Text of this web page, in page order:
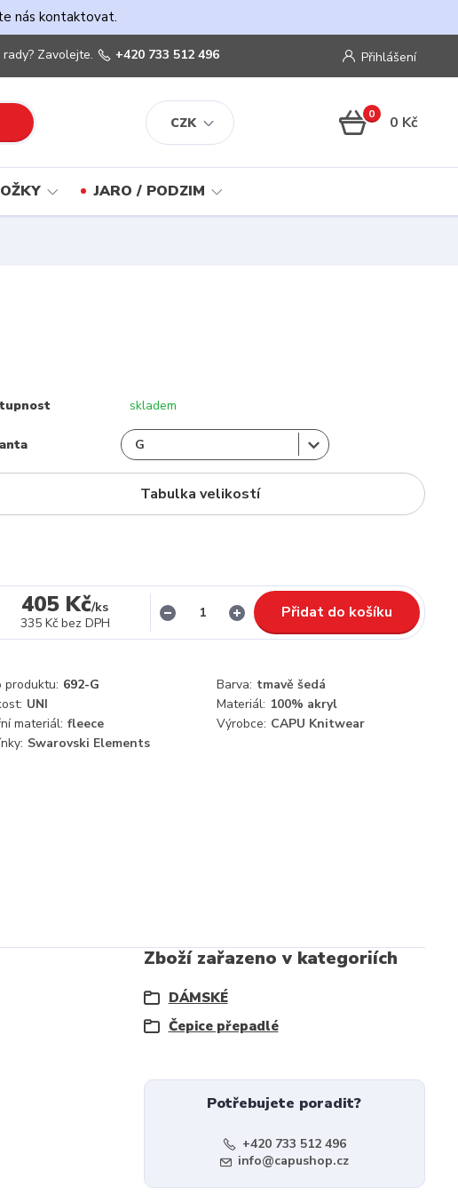
nás kontaktovat.
CZK
Přihlášení
Zavolejte. +420 733 512 496
0 0 Kč
JARO / PODZIM
skladem
Tabulka velikostí
405 Kč/ks
335 Kč bez DPH
Přidat do košíku
produktu: 692-G Barva: tmavě šedá
UNI Materiál: 100% akryl
materiál: fleece Výrobce: CAPU Knitwear
Swarovski Elements
Zboží zařazeno v kategoriích
DÁMSKÉ
Čepice přepadlé
Potřebujete poradit?
+420 733 512 496
info@capushop.cz